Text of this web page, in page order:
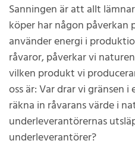
Sanningen är att allt
köper har någon påverkan
använder energi i
råvaror, påverkar vi
vilken produkt vi
oss är: Var drar vi gränsen
räkna in råvarans värde i
underleverantörernas
underleverantörer?